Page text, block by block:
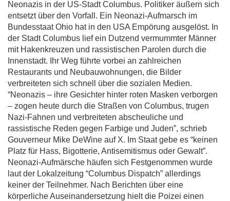
Neonazis in der US-Stadt Columbus. Politiker äußern sich
entsetzt über den Vorfall. Ein Neonazi-Aufmarsch im
Bundesstaat Ohio hat in den USA Empörung ausgelöst. In
der Stadt Columbus lief ein Dutzend vermummter Männer
mit Hakenkreuzen und rassistischen Parolen durch die
Innenstadt. Ihr Weg führte vorbei an zahlreichen
Restaurants und Neubauwohnungen, die Bilder
verbreiteten sich schnell über die sozialen Medien.
“Neonazis – ihre Gesichter hinter roten Masken verborgen
– zogen heute durch die Straßen von Columbus, trugen
Nazi-Fahnen und verbreiteten abscheuliche und
rassistische Reden gegen Farbige und Juden”, schrieb
Gouverneur Mike DeWine auf X. Im Staat gebe es “keinen
Platz für Hass, Bigotterie, Antisemitismus oder Gewalt”.
Neonazi-Aufmärsche häufen sich Festgenommen wurde
laut der Lokalzeitung “Columbus Dispatch” allerdings
keiner der Teilnehmer. Nach Berichten über eine
körperliche Auseinandersetzung hielt die Poizei einen